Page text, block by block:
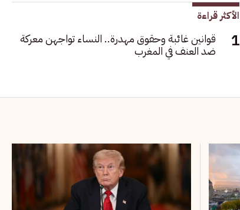
الأكثر قراءة
قوانين غائبة وحقوق مهدرة.. النساء تواجهن معركة
ضد العنف في المغرب